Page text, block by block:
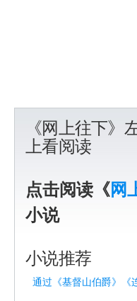
《网上往下》
上看阅读
点击阅读《网
小说
小说推荐
通过《基督山伯爵》《